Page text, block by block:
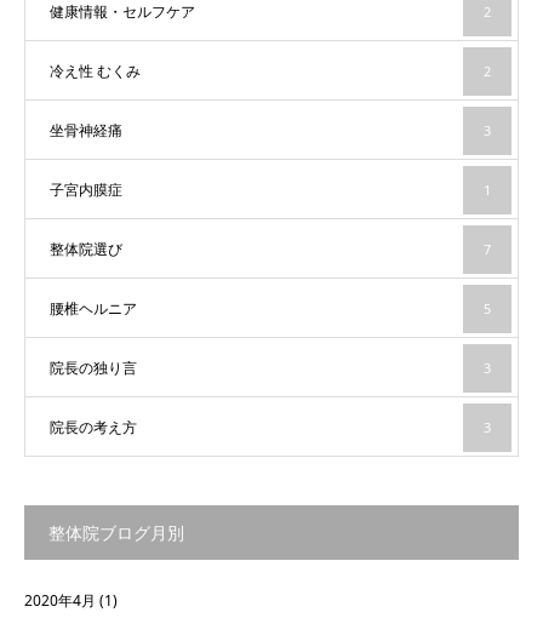
健康情報・セルフケア 2
冷え性 むくみ 2
坐骨神経痛 3
子宮内膜症 1
整体院選び 7
腰椎ヘルニア 5
院長の独り言 3
院長の考え方 3
整体院ブログ月別
2020年4月 (1)